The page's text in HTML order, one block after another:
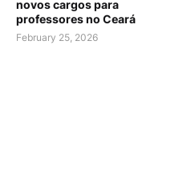
novos cargos para
professores no Ceará
February 25, 2026